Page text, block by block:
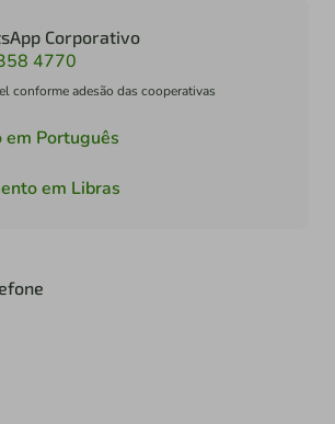
Corporativo
4770
conforme adesão das cooperativas
Português
em Libras